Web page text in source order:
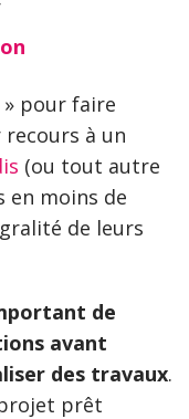
pour faire
recours à un
(ou tout autre
en moins de
de leurs
de
avant
des travaux.
prêt